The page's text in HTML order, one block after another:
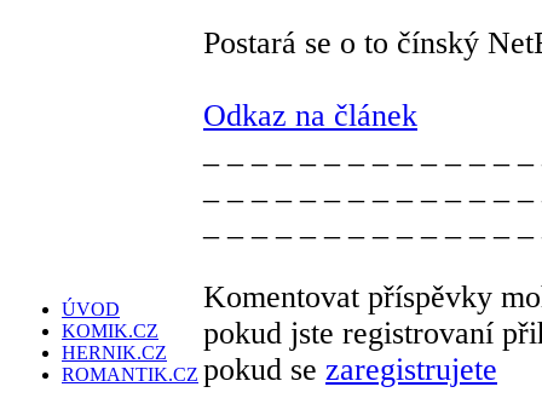
Postará se o to čínský
Odkaz na článek
Komentovat příspěvky
pokud jste registrovaní
pokud se zaregistrujete
ÚVOD
KOMIK.CZ
HERNIK.CZ
ROMANTIK.CZ